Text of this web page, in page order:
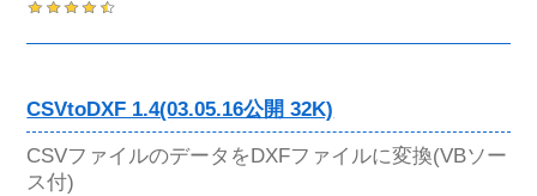
CSVtoDXF 1.4(03.05.16公開 32K)
CSVファイルのデータをDXFファイルに変換(VBソー
ス付)